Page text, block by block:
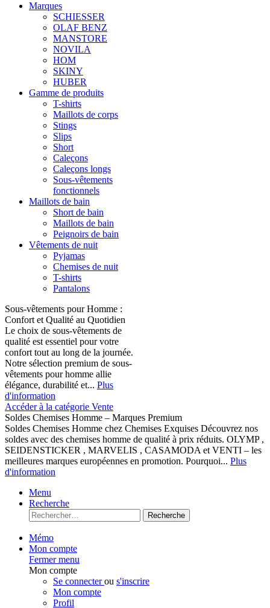
Marques
SCHIESSER
OLAF BENZ
MANSTORE
NOVILA
HOM
SKINY
HUBER
Gamme de produits
T-shirts
Maillots de corps
Stings
Slips
Short
Caleçons
Caleçons longs
Sous-vêtements
fonctionnels
Maillots de bain
Short de bain
Maillots de bain
Peignoirs de bain
Vêtements de nuit
Pyjamas
Chemises de nuit
T-shirts
Pantalons
Sous-vêtements pour Homme :
Confort et Qualité au Quotidien
Le choix de sous-vêtements de
qualité est essentiel pour votre
confort tout au long de la journée.
Notre sélection premium de sous-
vêtements pour homme allie
élégance, durabilité et... Plus
d'information
Accéder à la catégorie Vente
Soldes Chemises Homme – Marques Premium
Soldes Chemises Homme chez Chemises Exquises Découvrez nos
soldes avec des chemises homme de qualité à prix réduits. OLYMP ,
SEIDENSTICKER , MARVELIS , CASAMODA et VENTI – les
meilleures marques européennes en promotion. Pourquoi... Plus
d'information
Menu
Recherche
Recherche
Mémo
Mon compte
Fermer menu
Mon compte
Se connecterou s'inscrire
Mon compte
Profil